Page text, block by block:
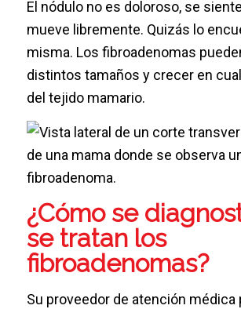
El nódulo no es doloroso, se
mueve libremente. Quizás lo
misma. Los fibroadenomas
distintos tamaños y crecer en
del tejido mamario.
¿Cómo se
se tratan los
fibroadenomas?
Su proveedor de atención médica